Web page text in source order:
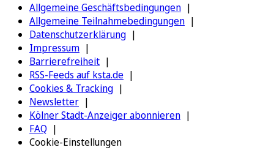
Allgemeine Geschäftsbedingungen
Allgemeine Teilnahmebedingungen
Datenschutzerklärung
Impressum
Barrierefreiheit
RSS-Feeds auf ksta.de
Cookies & Tracking
Newsletter
Kölner Stadt-Anzeiger abonnieren
FAQ
Cookie-Einstellungen